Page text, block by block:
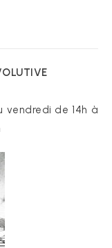
vendredi de 14h à